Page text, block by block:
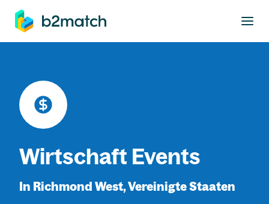
springen
Wirtschaft Events
In Richmond West, Vereinigte Staaten